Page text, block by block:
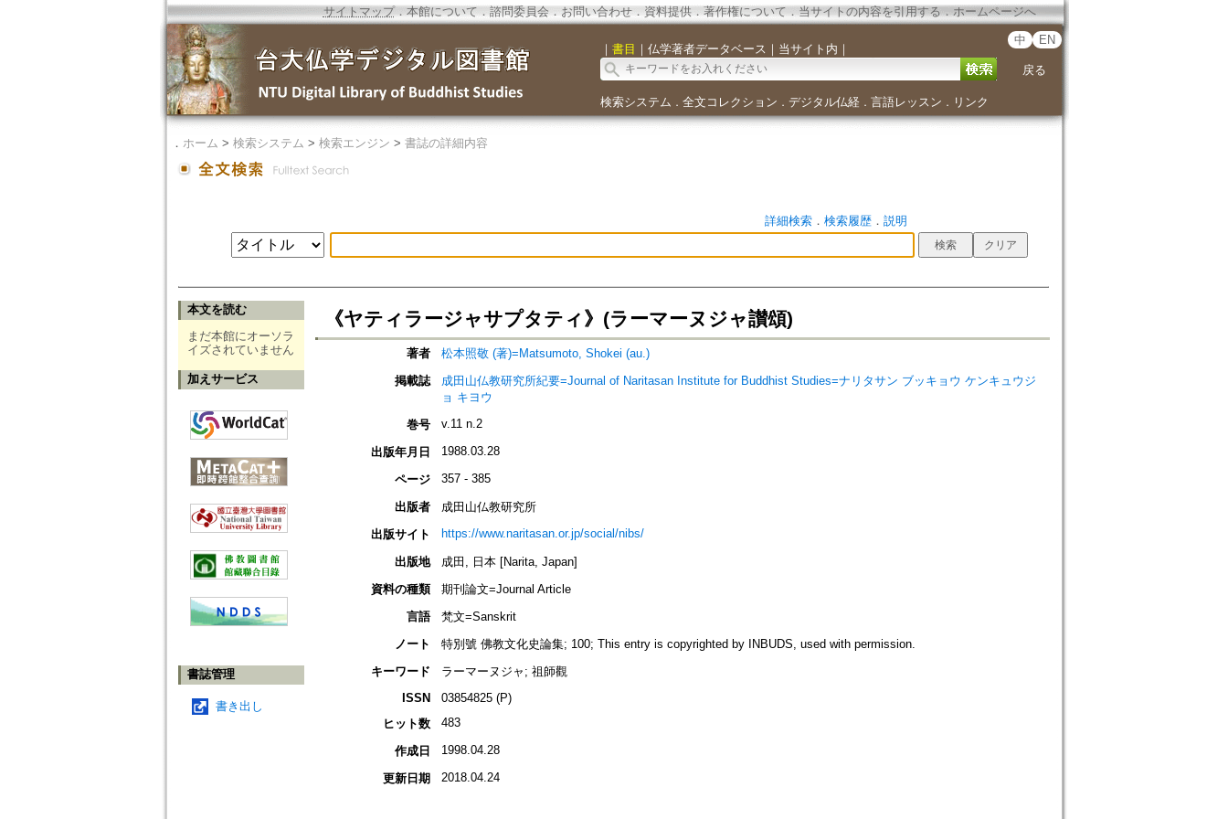
サイトマップ．本館について ． 諮問委員会． お問い合わせ． 資料提供． 著作権について．当サイトの内容を引用する ． ホームページへ
｜ 書目 ｜ 仏学著者データベース ｜ 当サイト内 ｜
中 EN
戻る
検索システム ． 全文コレクション ． デジタル仏経． 言語レッスン ． リンク
． ホーム > 検索システム > 検索エンジン > 書誌の詳細内容
詳細検索． 検索履歴． 説明
本文を読む
まだ本館にオーソラ
イズされていません
加えサービス
書誌管理
書き出し
《ヤティラージャサプタティ》(ラーマーヌジャ讃頌)
著者
松本照敬 (著)=Matsumoto, Shokei (au.)
掲載誌
成田山仏教研究所紀要=Journal of Naritasan Institute for Buddhist Studies=ナリタサン ブッキョウ ケンキュウジ
ョ キヨウ
巻号
v.11 n.2
出版年月日 1988.03.28
ページ 357 - 385
出版者
成田山仏教研究所
出版サイト
https://www.naritasan.or.jp/social/nibs/
出版地
成田, 日本 [Narita, Japan]
資料の種類
期刊論文=Journal Article
言語
梵文=Sanskrit
ノート
特別號 佛教文化史論集; 100; This entry is copyrighted by INBUDS, used with permission.
キーワード
ラーマーヌジャ; 祖師觀
ISSN
03854825 (P)
ヒット数
483
作成日 1998.04.28
更新日期 2018.04.24